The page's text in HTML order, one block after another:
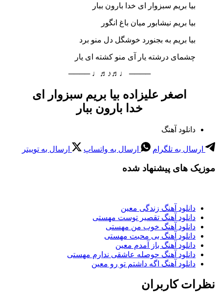
بیا بریم سبزوار ای خدا بارون ببار
بیا بریم نیشابور میان باغ انگور
بیا بریم به بجنورد خوشگل دل منو برد
چشمای درشته یار آی منو کشته ای یار
──── ♩♬♪♬♩ ────
اصغر علیزاده بیا بریم سبزوار ای
خدا بارون ببار
دانلود آهنگ
ارسال به تلگرام ارسال به واتساپ ارسال به توییتر
موزیک های پیشنهاد شده
دانلود آهنگ زندگی معین
دانلود آهنگ تقصیر توست مهستی
دانلود آهنگ خوب من مهستی
دانلود آهنگ بی محبت مهستی
دانلود آهنگ باز آمدم معین
دانلود آهنگ حوصله عاشقی ندارم مهستی
دانلود آهنگ اگه داشتم تو رو معین
نظرات کاربران